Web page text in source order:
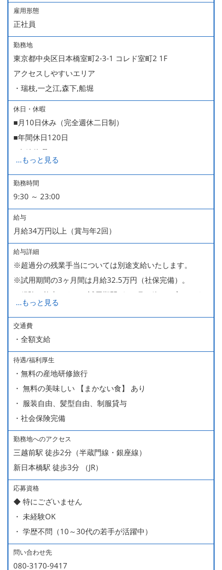
雇用形態
正社員
勤務地
東京都中央区日本橋室町2-3-1 コレド室町2 1F
アクセスしやすいエリア
・瑞枝,一之江,森下,船堀
休日・休暇
■月10日休み（完全週休二日制）
■年間休日120日
■有給休暇
■慶弔休暇
■産休・育休（男性育休取得4名・女性産休2名・育休復帰
率100％ ＊2023～2025年実績）
...もっと見る
勤務時間
9:30 ～ 23:00
給与
月給34万円以上（賞与年2回）
給与詳細
※超過分の残業手当については別途支給いたします。
※試用期間の3ヶ月間は月給32.5万円（社保完備）。
経験・能力により、試用期間が1ヶ月で終わる方もいま
す。
※上記月給には、一律支給のみなし残業手当（月65時間
分・10万円）を含んでいます。
■ 昇給（随時）
■ 賞与 年２回（夏・秋）約１ヶ月分
■ インセンティブ制度（月額約4万円～20万円）
＊店長・料理長候補・統括店長・統括料理長候補の場合
＜給与モデル＞
450万円／社員（20代・入社1年目・入籍予定のパートナ
ー持ち）
490万円／店長代理（20代・入社2年目・入社後に結婚。
ラブラブな新婚さん）
540万円／店長（20代・入社3年目・ 育休取得して、更に
やる気MAXの2児のお父さん）
670万円／統括店長（30代・入社7年目・中学生の長男筆
頭に3人の子供を持つ一家の大黒柱）
...もっと見る
交通費
・全額支給
待遇/福利厚生
・無料の産地研修旅行
・ 無料の美味しい 【まかない食】 あり
・ 服装自由、髪型自由、制服貸与
・社会保険完備
勤務地へのアクセス
三越前駅 徒歩2分（半蔵門線・銀座線）
新日本橋駅 徒歩3分 （JR）
応募資格
◆ 特にございません
・ 未経験OK
・ 学歴不問（10～30代の若手が活躍中）
問い合わせ先
080-3170-9417